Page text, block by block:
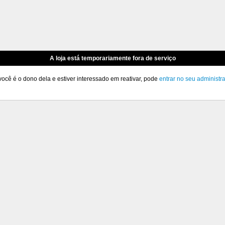
A loja está temporariamente fora de serviço
é o dono dela e estiver interessado em reativar, pode entrar no seu